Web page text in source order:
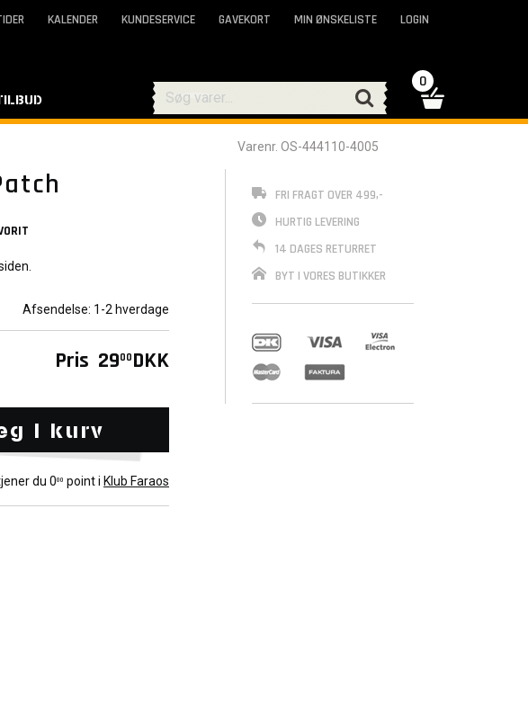
Varenr. OS-444110-4005
Afsendelse: 1-2 hverdage
Pris 2900 DKK
i kurv
du 000 point i Klub Faraos
FRI FRAGT OVER 499,-
HURTIG LEVERING
14 DAGES RETURRET
BYT I VORES BUTIKKER
KALENDER KUNDESERVICE GAVEKORT MIN ØNSKELISTE LOGIN
0